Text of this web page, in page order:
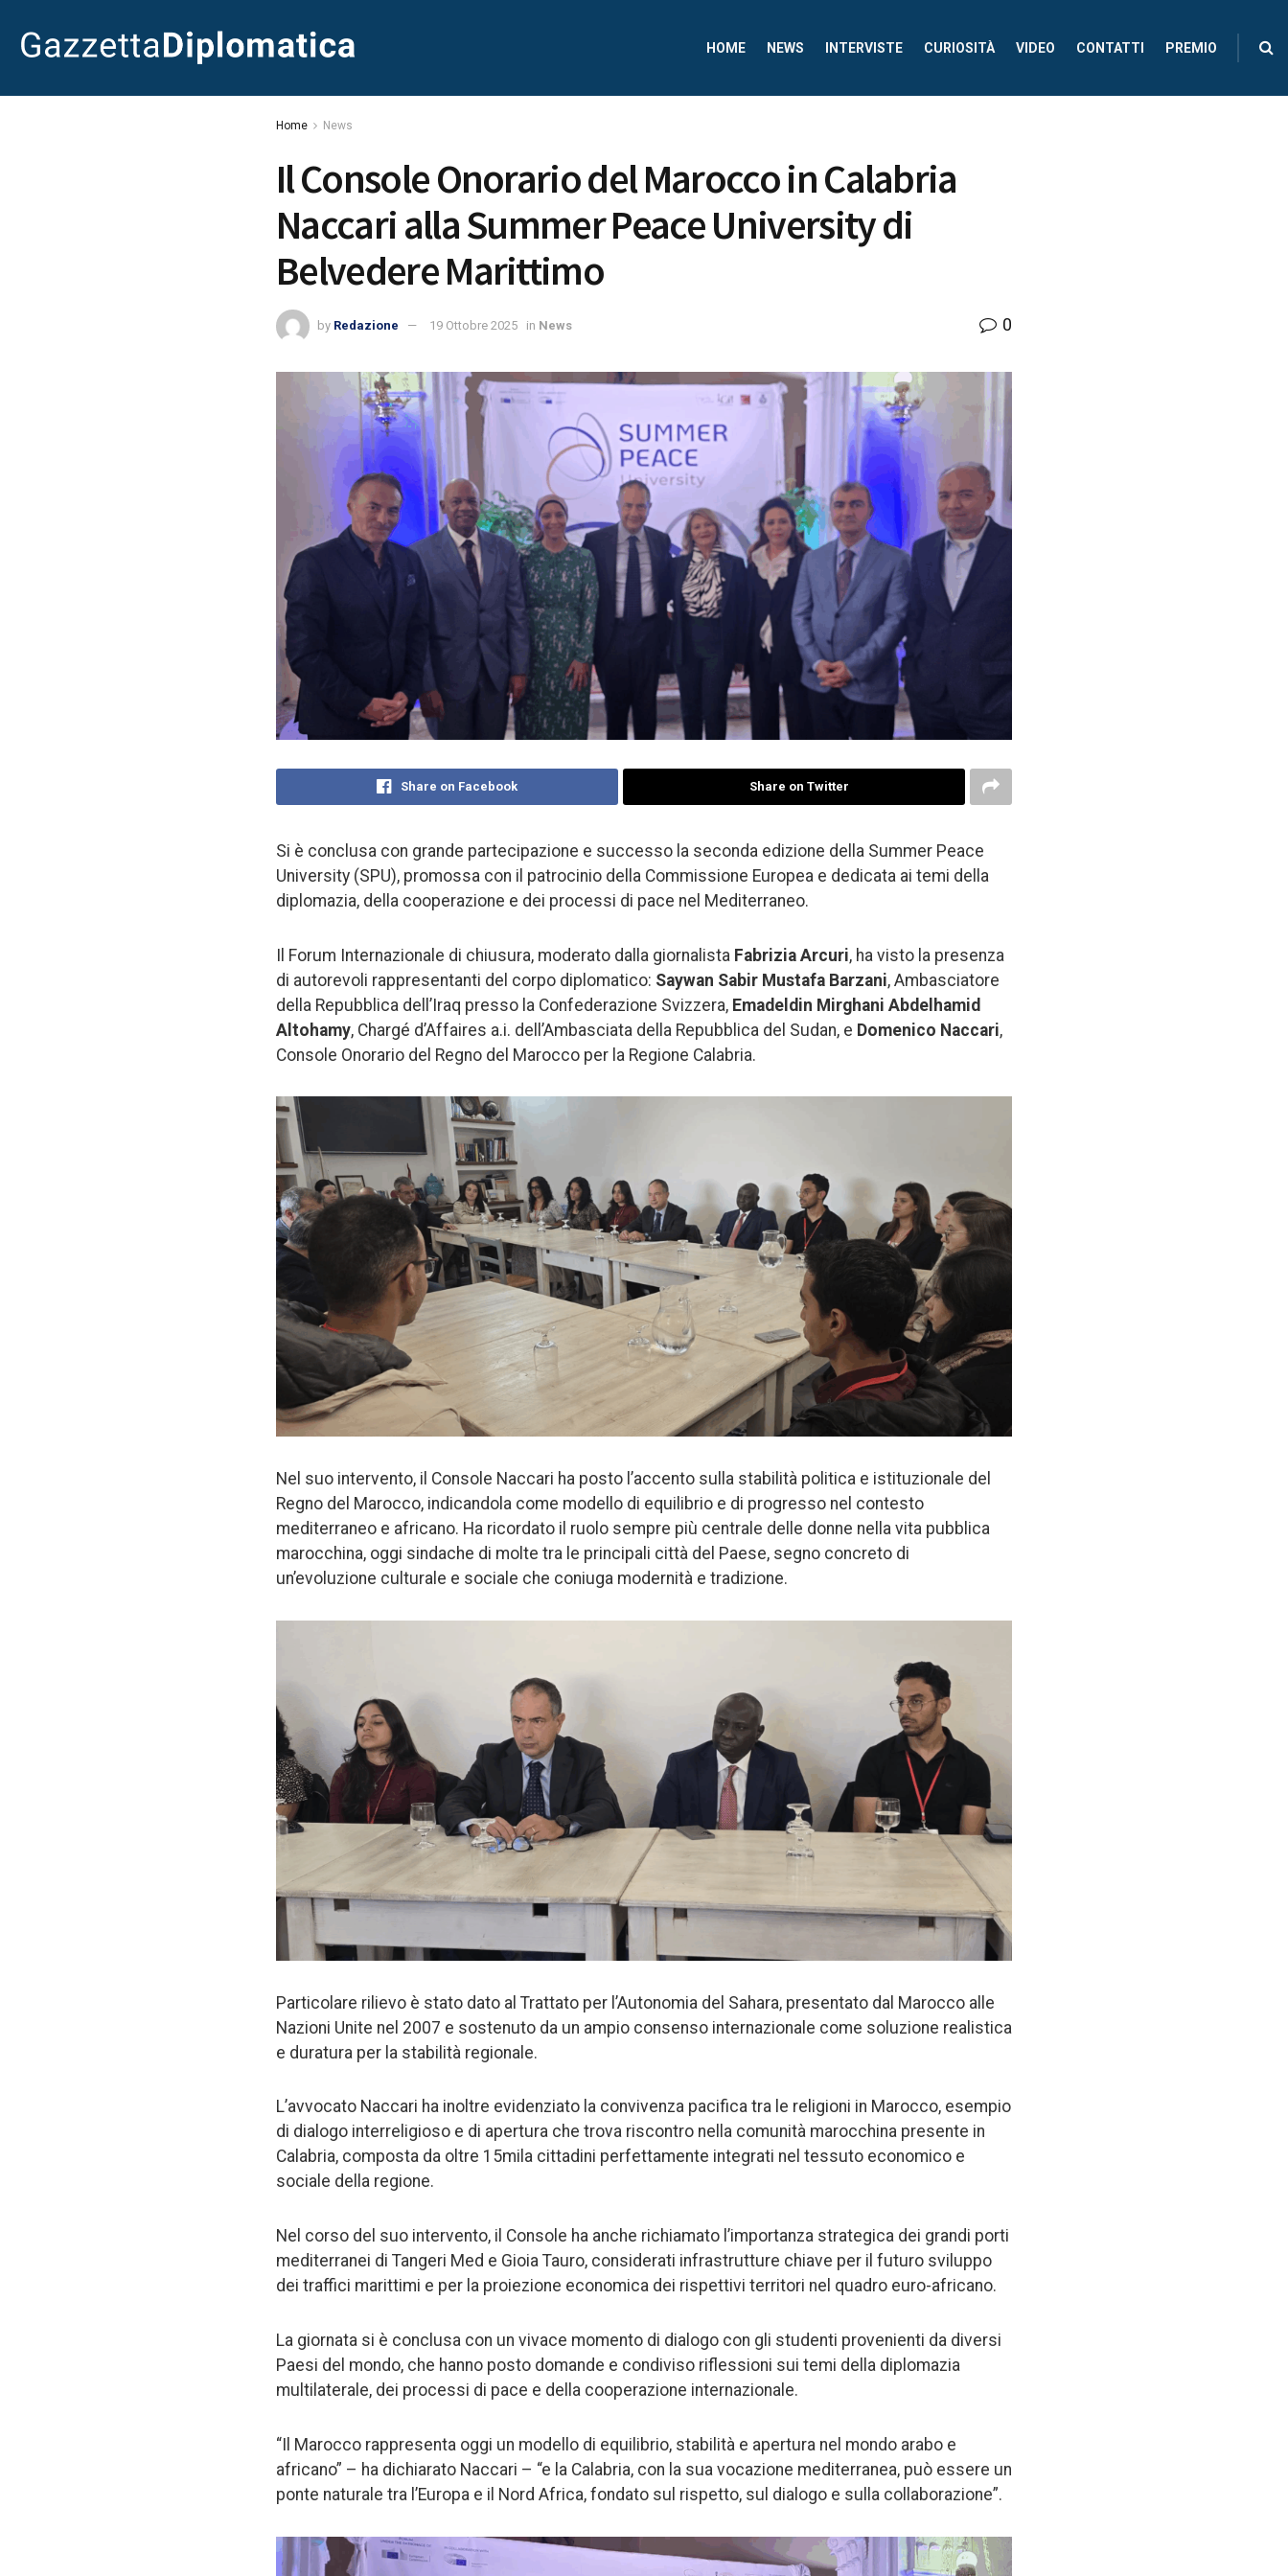
HOME NEWS INTERVISTE CURIOSITÀ VIDEO CONTATTI PREMIO
Home News
Il Console Onorario del Marocco in Calabria
Naccari alla Summer Peace University di
Belvedere Marittimo
by Redazione 19 Ottobre 2025 in News 0
Share on Facebook Share on Twitter
Si è conclusa con grande partecipazione e successo la seconda edizione della Summer Peace
University (SPU), promossa con il patrocinio della Commissione Europea e dedicata ai temi della
diplomazia, della cooperazione e dei processi di pace nel Mediterraneo.
Il Forum Internazionale di chiusura, moderato dalla giornalista Fabrizia Arcuri, ha visto la presenza
di autorevoli rappresentanti del corpo diplomatico: Saywan Sabir Mustafa Barzani, Ambasciatore
della Repubblica dell’Iraq presso la Confederazione Svizzera, Emadeldin Mirghani Abdelhamid
Altohamy, Chargé d’Affaires a.i. dell’Ambasciata della Repubblica del Sudan, e Domenico Naccari,
Console Onorario del Regno del Marocco per la Regione Calabria.
Nel suo intervento, il Console Naccari ha posto l’accento sulla stabilità politica e istituzionale del
Regno del Marocco, indicandola come modello di equilibrio e di progresso nel contesto
mediterraneo e africano. Ha ricordato il ruolo sempre più centrale delle donne nella vita pubblica
marocchina, oggi sindache di molte tra le principali città del Paese, segno concreto di
un’evoluzione culturale e sociale che coniuga modernità e tradizione.
Particolare rilievo è stato dato al Trattato per l’Autonomia del Sahara, presentato dal Marocco alle
Nazioni Unite nel 2007 e sostenuto da un ampio consenso internazionale come soluzione realistica
e duratura per la stabilità regionale.
L’avvocato Naccari ha inoltre evidenziato la convivenza pacifica tra le religioni in Marocco, esempio
di dialogo interreligioso e di apertura che trova riscontro nella comunità marocchina presente in
Calabria, composta da oltre 15mila cittadini perfettamente integrati nel tessuto economico e
sociale della regione.
Nel corso del suo intervento, il Console ha anche richiamato l’importanza strategica dei grandi porti
mediterranei di Tangeri Med e Gioia Tauro, considerati infrastrutture chiave per il futuro sviluppo
dei traffici marittimi e per la proiezione economica dei rispettivi territori nel quadro euro-africano.
La giornata si è conclusa con un vivace momento di dialogo con gli studenti provenienti da diversi
Paesi del mondo, che hanno posto domande e condiviso riflessioni sui temi della diplomazia
multilaterale, dei processi di pace e della cooperazione internazionale.
“Il Marocco rappresenta oggi un modello di equilibrio, stabilità e apertura nel mondo arabo e
africano” – ha dichiarato Naccari – “e la Calabria, con la sua vocazione mediterranea, può essere un
ponte naturale tra l’Europa e il Nord Africa, fondato sul rispetto, sul dialogo e sulla collaborazione”.